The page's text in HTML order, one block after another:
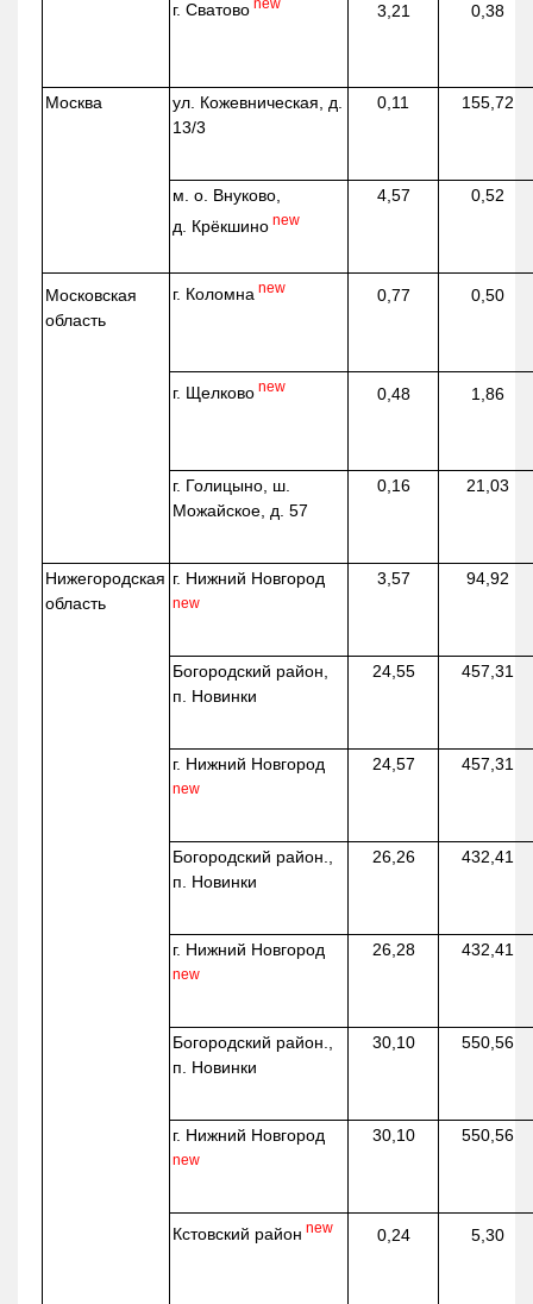
г. Сватово new 3,21 0,38
Москва ул. Кожевническая , д.
13/3
0,11 155,72
м. о. Внуково,
д. Крёкшино new
4,57 0,52
Московская
область
г. Коломна new 0,77 0,50
г. Щелково new 0,48 1,86
г. Голицыно, ш.
Можайское, д. 57
0,16 21,03
Нижегородская
область
г. Нижний Новгород
new
3,57 94,92
Богородский район,
п. Новинки
24,55 457,31
г. Нижний Новгород
new
24,57 457,31
Богородский район.,
п. Новинки
26,26 432,41
г. Нижний Новгород
new
26,28 432,41
Богородский район.,
п. Новинки
30,10 550,56
г. Нижний Новгород
new
30,10 550,56
Кстовский район new 0,24 5,30